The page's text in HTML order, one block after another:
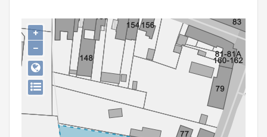
Gebeurtenis
Persoon of collectief
Downloads
+
−